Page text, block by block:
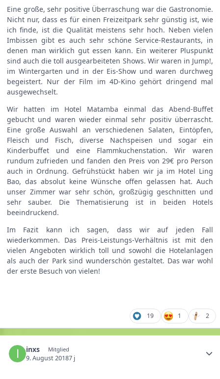
Eine große, sehr positive Überraschung war die Gastronomie.
Nicht nur, dass es für einen Freizeitpark sehr günstig ist, wie
ich finde, ist die Qualität meistens sehr hoch. Neben vielen
Imbissen gibt es auch sehr schöne Service-Restaurants, in
denen man wirklich gut essen kann. Ein weiterer Pluspunkt
sind auch die toll ausgearbeiteten Shows. Wir waren in Jump!,
im Wintergarten und in der Eis-Show und waren durchweg
begeistert. Nur der Film im 4D-Kino gehört dringend mal
ausgewechselt.
Wir hatten im Hotel Matamba einmal das Abend-Buffet
gebucht und waren wieder einmal sehr positiv überrascht.
Eine große Auswahl an verschiedenen Salaten, Eintöpfen,
Fleisch und Fisch, diverse Nachspeisen und sogar ein
Kinderbuffet und eine Flammkuchenstation. Wir waren
rundum zufrieden und fanden den Preis von 29€ pro Person
auch in Ordnung. Gefrühstückt haben wir ja im Hotel Ling
Bao, das absolut keine Wünsche offen gelassen hat. Auch
unser Zimmer war sehr schön, großzügig geschnitten und
sehr sauber. Die Thematisierung ist in beiden Hotels
beeindruckend.
Im Fazit kann ich sagen, dass wir auf jeden Fall
wiederkommen. Das Preis-Leistungs-Verhältnis ist mit den
vielen Angeboten wirklich toll und sowohl die Hotelanlagen
als auch der Park sind wunderschön gestaltet. Das war wohl
der erste Besuch von vielen!
19 1 2
inxs Mitglied
9. August 20187 j